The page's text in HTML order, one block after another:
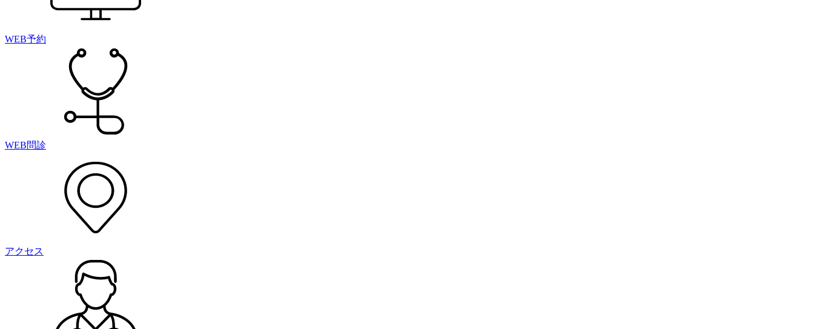
WEB予約
WEB問診
アクセス